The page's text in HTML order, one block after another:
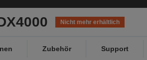
Nicht mehr erhältlich
Zubehör Support